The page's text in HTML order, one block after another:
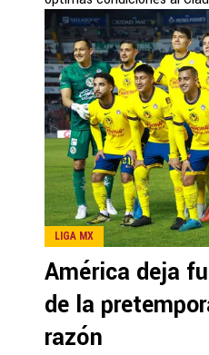
LIGA MX
América deja
de la
razón